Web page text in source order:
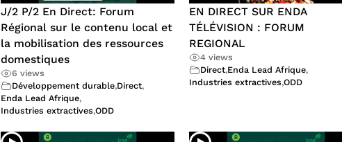
J/2 P/2 En Direct: Forum
Régional sur le contenu local et
la mobilisation des ressources
domestiques
6 views
Développement durable,Direct,
Enda Lead Afrique,
Industries extractives,ODD
EN DIRECT SUR ENDA
TÉLÉVISION : FORUM
REGIONAL
4 views
Direct,Enda Lead Afrique,
Industries extractives,ODD